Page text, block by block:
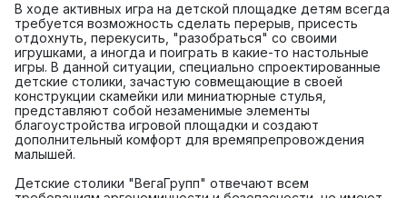
В ходе активных игра на детской площадке детям всегда
требуется возможность сделать перерыв, присесть
отдохнуть, перекусить, "разобраться" со своими
игрушками, а иногда и поиграть в какие-то настольные
игры. В данной ситуации, специально спроектированные
детские столики, зачастую совмещающие в своей
конструкции скамейки или миниатюрные стулья,
представляют собой незаменимые элементы
благоустройства игровой площадки и создают
дополнительный комфорт для времяпрепровождения
малышей.
Детские столики "ВегаГрупп" отвечают всем